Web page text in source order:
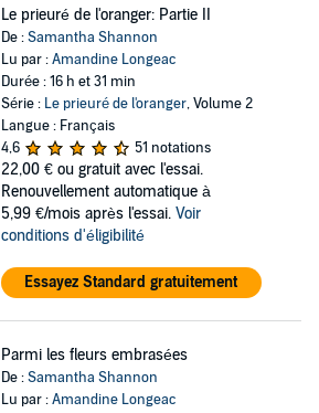
Le prieuré de l'oranger: Partie II
De :Samantha Shannon
Lu par :Amandine Longeac
Durée : 16 h et 31 min
Série : Le prieuré de l'oranger, Volume 2
Langue : Français
4,6
51 notations
22,00 € ou gratuit avec l'essai.
Renouvellement automatique à
5,99 €/mois après l'essai. Voir
conditions d'éligibilité
Essayez Standard gratuitement
Parmi les fleurs embrasées
De :Samantha Shannon
Lu par :Amandine Longeac